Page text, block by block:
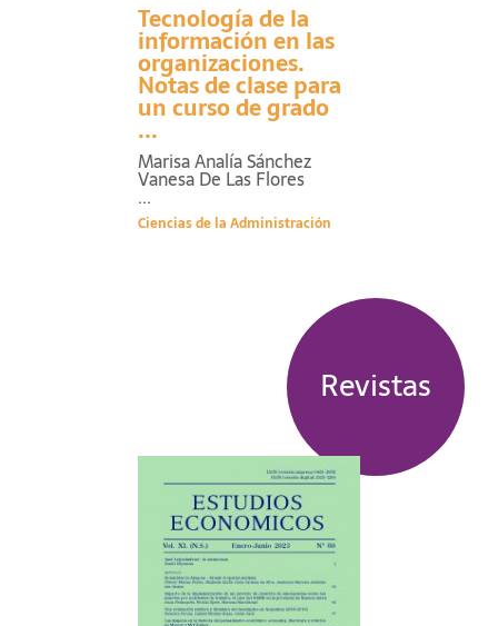
Tecnología de la
información en las
organizaciones.
Notas de clase para
un curso de grado
...
Marisa Analía Sánchez
Vanesa De Las Flores
...
Ciencias de la Administración
Revistas